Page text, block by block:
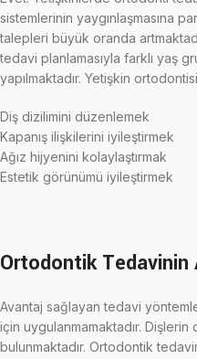
sistemlerinin yaygınlaşmasına
talepleri büyük oranda
tedavi planlamasıyla farklı yaş
yapılmaktadır. Yetişkin
Diş dizilimini düzenlemek
Kapanış ilişkilerini iyileştirmek
Ağız hijyenini kolaylaştırmak
Estetik görünümü iyileştirmek
Ortodontik Tedavinin
Avantaj sağlayan tedavi
için uygulanmamaktadır. Dişlerin
bulunmaktadır. Ortodontik